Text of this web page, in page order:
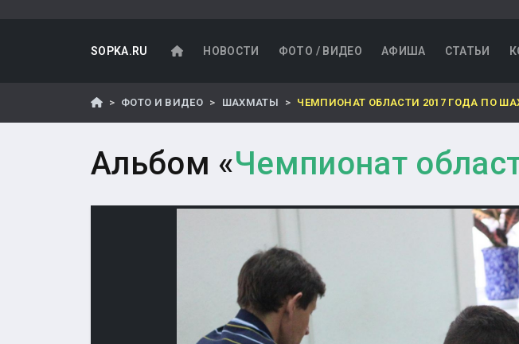
SOPKA.RU НОВОСТИ ФОТО / ВИДЕО АФИША СТАТЬИ
ФОТО И ВИДЕО ШАХМАТЫ ЧЕМПИОНАТ ОБЛАСТИ 2017 ГОДА ПО
Альбом «Чемпионат